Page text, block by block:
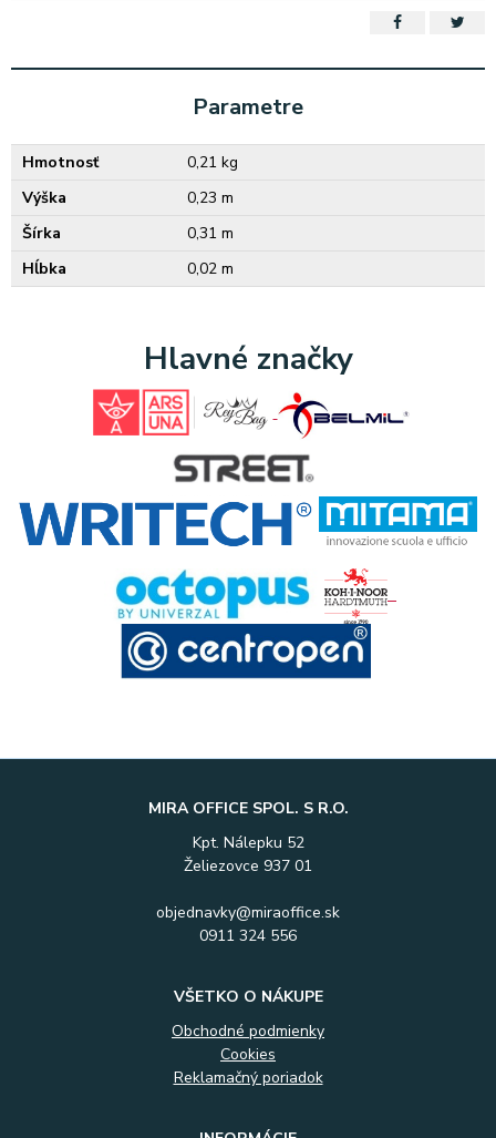
Parametre
Hmotnosť
0,21 kg
Výška
0,23 m
Šírka
0,31 m
Hĺbka
0,02 m
Hlavné značky
MIRA OFFICE SPOL. S R.O.
Kpt. Nálepku 52
Želiezovce 937 01
objednavky@miraoffice.sk
0911 324 556
VŠETKO O NÁKUPE
Obchodné podmienky
Cookies
Reklamačný poriadok